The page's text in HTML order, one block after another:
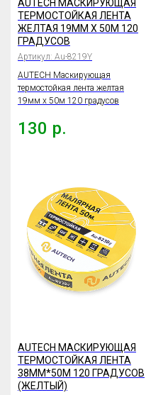
AUTECH МАСКИРУЮЩАЯ
ТЕРМОСТОЙКАЯ ЛЕНТА
ЖЕЛТАЯ 19ММ X 50М 120
ГРАДУСОВ
Артикул: Au-8219Y
AUTECH Маскирующая
термостойкая лента желтая
19мм x 50м 120 градусов
130 р.
AUTECH МАСКИРУЮЩАЯ
ТЕРМОСТОЙКАЯ ЛЕНТА
38ММ*50М 120 ГРАДУСОВ
(ЖЕЛТЫЙ)